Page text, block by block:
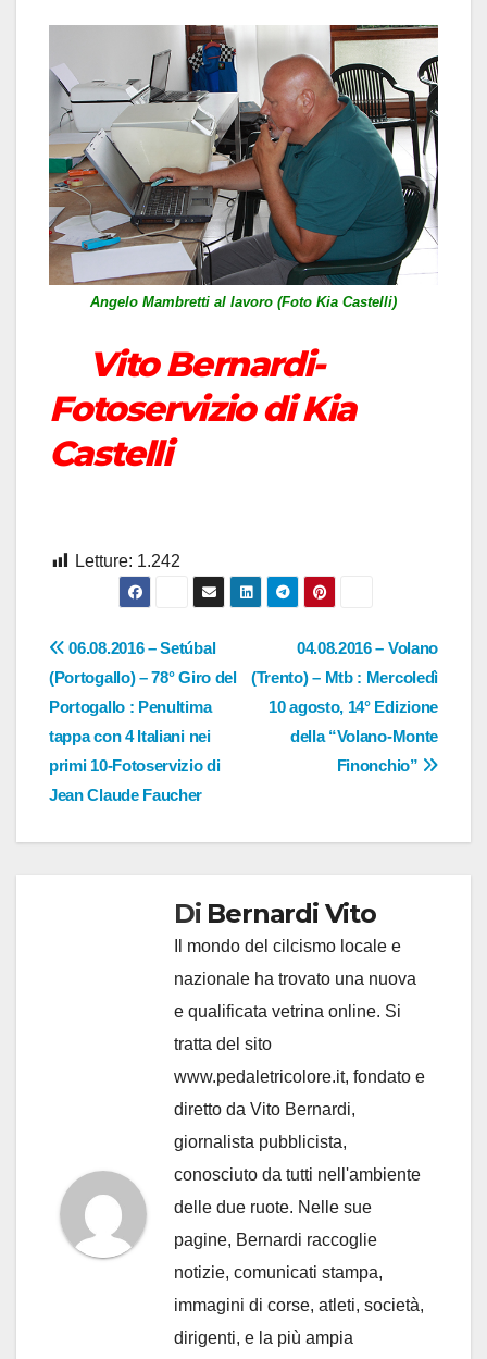
Angelo Mambretti al lavoro (Foto Kia Castelli)
Vito Bernardi-
Fotoservizio di Kia
Castelli
Letture: 1.242
Navigazione
articoli
04.08.2016 – Volano
(Trento) – Mtb : Mercoledì
10 agosto, 14° Edizione
della “Volano-Monte
Finonchio”
06.08.2016 – Setúbal
(Portogallo) – 78° Giro del
Portogallo : Penultima
tappa con 4 Italiani nei
primi 10-Fotoservizio di
Jean Claude Faucher
Di Bernardi Vito
Il mondo del cilcismo locale e
nazionale ha trovato una nuova
e qualificata vetrina online. Si
tratta del sito
www.pedaletricolore.it, fondato e
diretto da Vito Bernardi,
giornalista pubblicista,
conosciuto da tutti nell'ambiente
delle due ruote. Nelle sue
pagine, Bernardi raccoglie
notizie, comunicati stampa,
immagini di corse, atleti, società,
dirigenti, e la più ampia